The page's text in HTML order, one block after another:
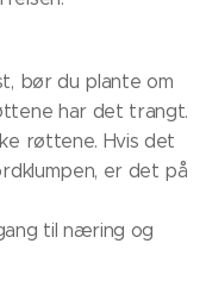
bør du plante om
har det trangt.
røttene. Hvis det
er det på
til næring og